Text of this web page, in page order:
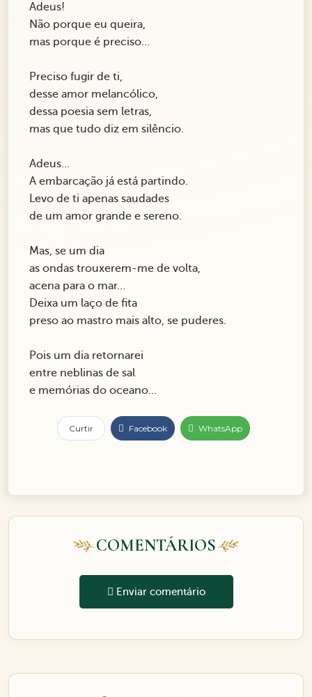
Adeus!
Não porque eu queira,
mas porque é preciso…
Preciso fugir de ti,
desse amor melancólico,
dessa poesia sem letras,
mas que tudo diz em silêncio.
Adeus…
A embarcação já está partindo.
Levo de ti apenas saudades
de um amor grande e sereno.
Mas, se um dia
as ondas trouxerem-me de volta,
acena para o mar…
Deixa um laço de fita
preso ao mastro mais alto, se puderes.
Pois um dia retornarei
entre neblinas de sal
e memórias do oceano…
Curtir Facebook WhatsApp
COMENTÁRIOS
Enviar comentário